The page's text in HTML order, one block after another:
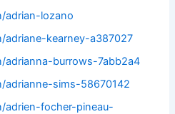
adrian-lozano
kearney-a387027
burrows-7abb2a4
sims-58670142
adrien-focher-pineau-